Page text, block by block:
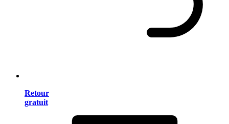
Retour
gratuit